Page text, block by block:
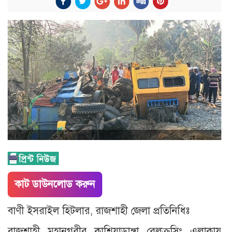
কাট ডাউনলোড করুন
বাণী ইসরাইল হিটলার, রাজশাহী জেলা প্রতিনিধিঃ